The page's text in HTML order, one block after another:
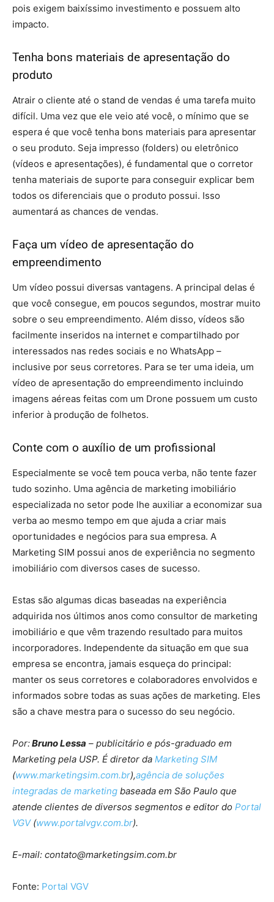
pois exigem baixíssimo investimento e possuem alto
impacto.
Tenha bons materiais de apresentação do
produto
Atrair o cliente até o stand de vendas é uma tarefa muito
difícil. Uma vez que ele veio até você, o mínimo que se
espera é que você tenha bons materiais para apresentar
o seu produto. Seja impresso (folders) ou eletrônico
(vídeos e apresentações), é fundamental que o corretor
tenha materiais de suporte para conseguir explicar bem
todos os diferenciais que o produto possui. Isso
aumentará as chances de vendas.
Faça um vídeo de apresentação do
empreendimento
Um vídeo possui diversas vantagens. A principal delas é
que você consegue, em poucos segundos, mostrar muito
sobre o seu empreendimento. Além disso, vídeos são
facilmente inseridos na internet e compartilhado por
interessados nas redes sociais e no WhatsApp –
inclusive por seus corretores. Para se ter uma ideia, um
vídeo de apresentação do empreendimento incluindo
imagens aéreas feitas com um Drone possuem um custo
inferior à produção de folhetos.
Conte com o auxílio de um profissional
Especialmente se você tem pouca verba, não tente fazer
tudo sozinho. Uma agência de marketing imobiliário
especializada no setor pode lhe auxiliar a economizar sua
verba ao mesmo tempo em que ajuda a criar mais
oportunidades e negócios para sua empresa. A
Marketing SIM possui anos de experiência no segmento
imobiliário com diversos cases de sucesso.
Estas são algumas dicas baseadas na experiência
adquirida nos últimos anos como consultor de marketing
imobiliário e que vêm trazendo resultado para muitos
incorporadores. Independente da situação em que sua
empresa se encontra, jamais esqueça do principal:
manter os seus corretores e colaboradores envolvidos e
informados sobre todas as suas ações de marketing. Eles
são a chave mestra para o sucesso do seu negócio.
Por:Bruno Lessa – publicitário e pós-graduado em
Marketing pela USP. É diretor da Marketing SIM
(www.marketingsim.com.br),agência de soluções
integradas de marketing baseada em São Paulo que
atende clientes de diversos segmentos e editor do Portal
VGV(www.portalvgv.com.br).
E-mail: contato@marketingsim.com.br
Fonte: Portal VGV